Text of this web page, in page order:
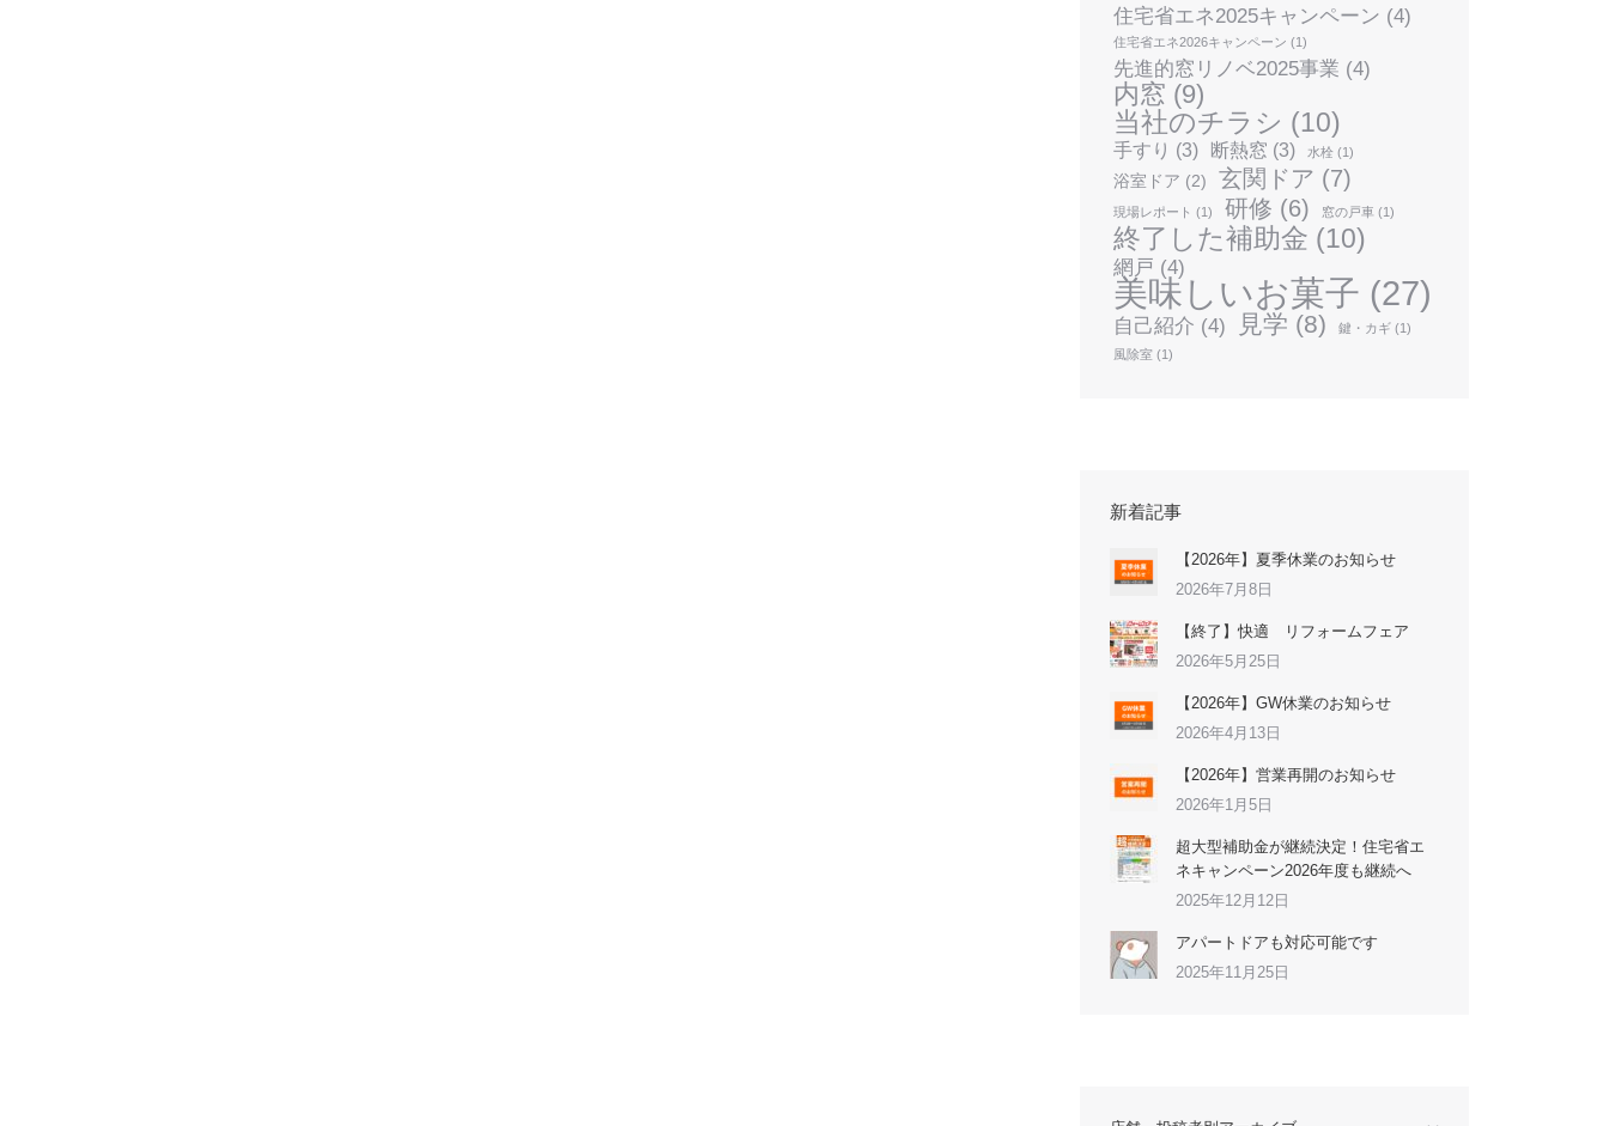
住宅省エネ2025キャンペーン (4)
住宅省エネ2026キャンペーン (1)
先進的窓リノベ2025事業 (4)
内窓 (9)
当社のチラシ (10)
手すり (3) 断熱窓 (3) 水栓 (1)
浴室ドア (2) 玄関ドア (7)
現場レポート (1) 研修 (6) 窓の戸車 (1)
終了した補助金 (10)
網戸 (4)
美味しいお菓子 (27)
自己紹介 (4) 見学 (8) 鍵・カギ (1)
風除室 (1)
新着記事
【2026年】夏季休業のお知らせ
2026年7月8日
【終了】快適 リフォームフェア
2026年5月25日
【2026年】GW休業のお知らせ
2026年4月13日
【2026年】営業再開のお知らせ
2026年1月5日
超大型補助金が継続決定！住宅省エ
ネキャンペーン2026年度も継続へ
2025年12月12日
アパートドアも対応可能です
2025年11月25日